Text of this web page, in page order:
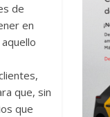
de
en
que, sin
que